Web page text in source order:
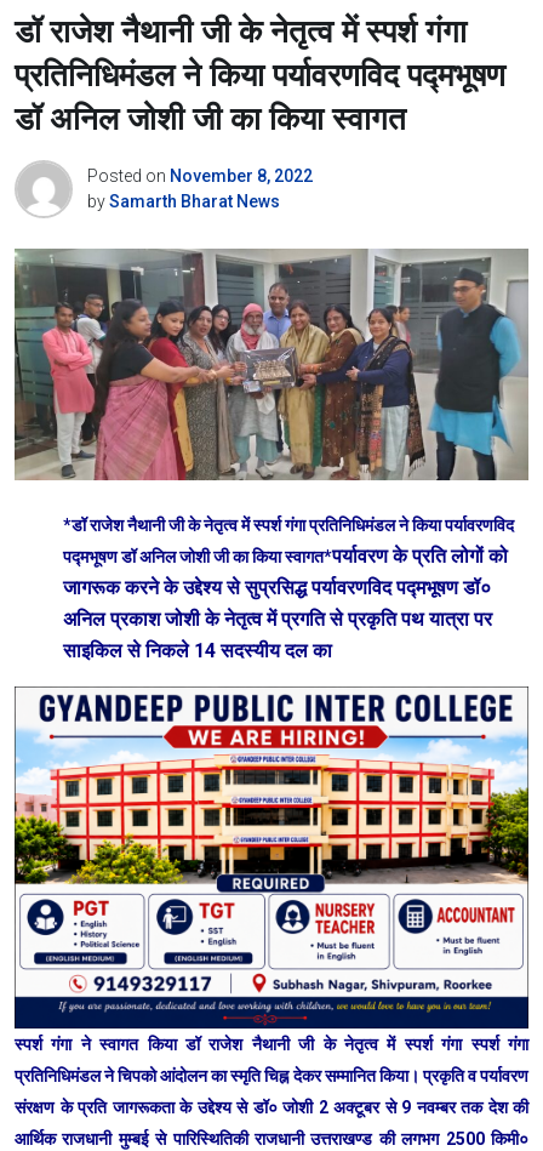
डॉ राजेश नैथानी जी के नेतृत्व में स्पर्श गंगा
प्रतिनिधिमंडल ने किया पर्यावरणविद पद्मभूषण
डॉ अनिल जोशी जी का किया स्वागत
Posted on November 8, 2022
bySamarth Bharat News
*डॉ राजेश नैथानी जी के नेतृत्व में स्पर्श गंगा प्रतिनिधिमंडल ने किया पर्यावरणविद
पद्मभूषण डॉ अनिल जोशी जी का किया स्वागत*पर्यावरण के प्रति लोगों को
जागरूक करने के उद्देश्य से सुप्रसिद्ध पर्यावरणविद पद्मभूषण डॉ०
अनिल प्रकाश जोशी के नेतृत्व में प्रगति से प्रकृति पथ यात्रा पर
साइकिल से निकले 14 सदस्यीय दल का
स्पर्श गंगा ने स्वागत किया डॉ राजेश नैथानी जी के नेतृत्व में स्पर्श गंगा स्पर्श गंगा
प्रतिनिधिमंडल ने चिपको आंदोलन का स्मृति चिह्न देकर सम्मानित किया। प्रकृति व पर्यावरण
संरक्षण के प्रति जागरूकता के उद्देश्य से डॉ० जोशी 2 अक्टूबर से 9 नवम्बर तक देश की
आर्थिक राजधानी मुम्बई से पारिस्थितिकी राजधानी उत्तराखण्ड की लगभग 2500 किमी०